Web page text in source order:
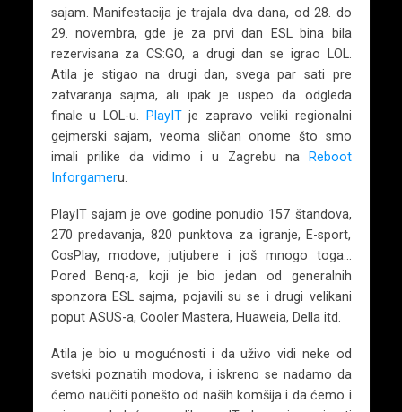
sajam. Manifestacija je trajala dva dana, od 28. do
29. novembra, gde je za prvi dan ESL bina bila
rezervisana za CS:GO, a drugi dan se igrao LOL.
Atila je stigao na drugi dan, svega par sati pre
zatvaranja sajma, ali ipak je uspeo da odgleda
finale u LOL-u.
PlayITje zapravo veliki regionalni
gejmerski sajam, veoma sličan onome što smo
imali prilike da vidimo i u Zagrebu na
Reboot
Inforgameru.
PlayIT sajam je ove godine ponudio 157 štandova,
270 predavanja, 820 punktova za igranje, E-sport,
CosPlay, modove, jutjubere i još mnogo toga…
Pored Benq-a, koji je bio jedan od generalnih
sponzora ESL sajma, pojavili su se i drugi velikani
poput ASUS-a, Cooler Mastera, Huaweia, Della itd.
Atila je bio u mogućnosti i da uživo vidi neke od
svetski poznatih modova, i iskreno se nadamo da
ćemo naučiti ponešto od naših komšija i da ćemo i